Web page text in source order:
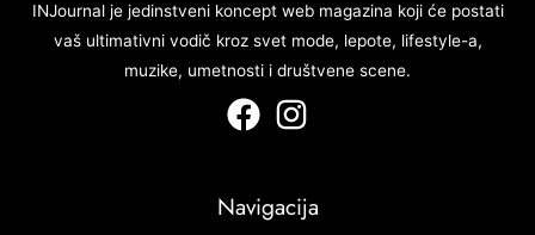
INJournal je jedinstveni koncept web magazina koji će postati
vaš ultimativni vodič kroz svet mode, lepote, lifestyle-a,
muzike, umetnosti i društvene scene.
Navigacija